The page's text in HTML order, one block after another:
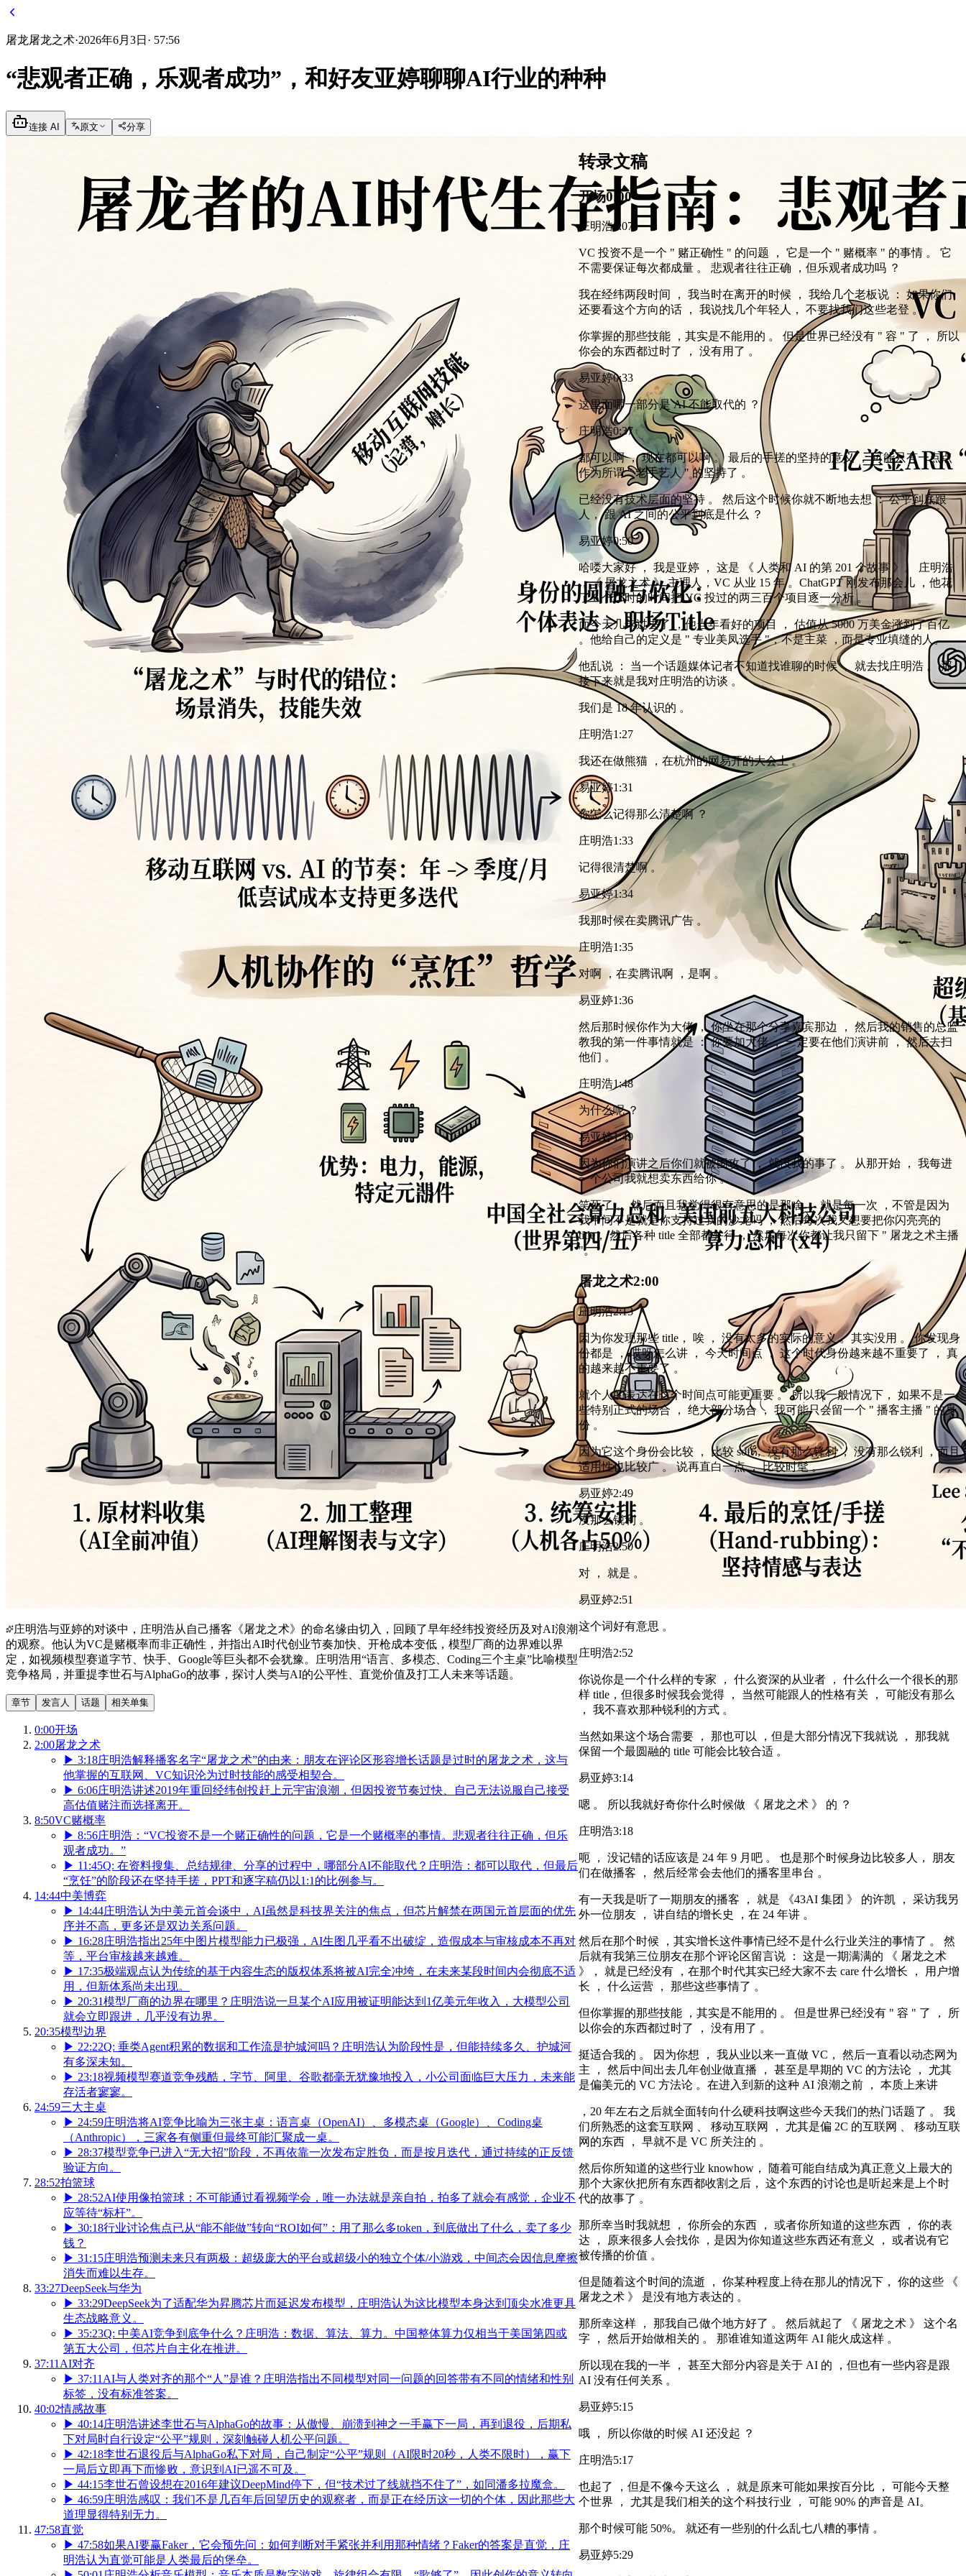
屠龙屠龙之术·2026年6月3日 · 57:56
“悲观者正确，乐观者成功”，和好友亚婷聊聊AI行业的种种
连接 AI 原文 分享
庄明浩与亚婷的对谈中，庄明浩从自己播客《屠龙之术》的命名缘由切入，回顾了早年经纬投资经历及对AI浪潮
的观察。他认为VC是赌概率而非正确性，并指出AI时代创业节奏加快、开枪成本变低，模型厂商的边界难以界
定，如视频模型赛道字节、快手、Google等巨头都不会犹豫。庄明浩用“语言、多模态、Coding三个主桌”比喻模型
竞争格局，并重提李世石与AlphaGo的故事，探讨人类与AI的公平性、直觉价值及打工人未来等话题。
章节 发言人 话题 相关单集
0:00开场
2:00屠龙之术
▶ 3:18庄明浩解释播客名字“屠龙之术”的由来：朋友在评论区形容增长话题是过时的屠龙之术，这与
他掌握的互联网、VC知识沦为过时技能的感受相契合。
▶ 6:06庄明浩讲述2019年重回经纬创投赶上元宇宙浪潮，但因投资节奏过快、自己无法说服自己接受
高估值赌注而选择离开。
8:50VC赌概率
▶ 8:56庄明浩：“VC投资不是一个赌正确性的问题，它是一个赌概率的事情。悲观者往往正确，但乐
观者成功。”
▶ 11:45Q: 在资料搜集、总结规律、分享的过程中，哪部分AI不能取代？庄明浩：都可以取代，但最后
“烹饪”的阶段还在坚持手搓，PPT和逐字稿仍以1:1的比例参与。
14:44中美博弈
▶ 14:44庄明浩认为中美元首会谈中，AI虽然是科技界关注的焦点，但芯片解禁在两国元首层面的优先
序并不高，更多还是双边关系问题。
▶ 16:28庄明浩指出25年中图片模型能力已极强，AI生图几乎看不出破绽，造假成本与审核成本不再对
等，平台审核越来越难。
▶ 17:35极端观点认为传统的基于内容生态的版权体系将被AI完全冲垮，在未来某段时间内会彻底不适
用，但新体系尚未出现。
▶ 20:31模型厂商的边界在哪里？庄明浩说一旦某个AI应用被证明能达到1亿美元年收入，大模型公司
就会立即跟进，几乎没有边界。
20:35模型边界
▶ 22:22Q: 垂类Agent积累的数据和工作流是护城河吗？庄明浩认为阶段性是，但能持续多久、护城河
有多深未知。
▶ 23:18视频模型赛道竞争残酷，字节、阿里、谷歌都毫无犹豫地投入，小公司面临巨大压力，未来能
存活者寥寥。
24:59三大主桌
▶ 24:59庄明浩将AI竞争比喻为三张主桌：语言桌（OpenAI）、多模态桌（Google）、Coding桌
（Anthropic），三家各有侧重但最终可能汇聚成一桌。
▶ 28:37模型竞争已进入“无大招”阶段，不再依靠一次发布定胜负，而是按月迭代，通过持续的正反馈
验证方向。
28:52拍篮球
▶ 28:52AI使用像拍篮球：不可能通过看视频学会，唯一办法就是亲自拍，拍多了就会有感觉，企业不
应等待“标杆”。
▶ 30:18行业讨论焦点已从“能不能做”转向“ROI如何”：用了那么多token，到底做出了什么，卖了多少
钱？
▶ 31:15庄明浩预测未来只有两极：超级庞大的平台或超级小的独立个体/小游戏，中间态会因信息摩擦
消失而难以生存。
33:27DeepSeek与华为
▶ 33:29DeepSeek为了适配华为昇腾芯片而延迟发布模型，庄明浩认为这比模型本身达到顶尖水准更具
生态战略意义。
▶ 35:23Q: 中美AI竞争到底争什么？庄明浩：数据、算法、算力。中国整体算力仅相当于美国第四或
第五大公司，但芯片自主化在推进。
37:11 AI对齐
▶ 37:11 AI与人类对齐的那个“人”是谁？庄明浩指出不同模型对同一问题的回答带有不同的情绪和性别
标签，没有标准答案。
40:02情感故事
▶ 40:14庄明浩讲述李世石与AlphaGo的故事：从傲慢、崩溃到神之一手赢下一局，再到退役，后期私
下对局时自行设定“公平”规则，深刻触碰人机公平问题。
▶ 42:18李世石退役后与AlphaGo私下对局，自己制定“公平”规则（AI限时20秒，人类不限时），赢下
一局后立即再下而惨败，意识到AI已遥不可及。
▶ 44:15李世石曾设想在2016年建议DeepMind停下，但“技术过了线就挡不住了”，如同潘多拉魔盒。
▶ 46:59庄明浩感叹：我们不是几百年后回望历史的观察者，而是正在经历这一切的个体，因此那些大
道理显得特别无力。
47:58直觉
▶ 47:58如果AI要赢Faker，它会预先问：如何判断对手紧张并利用那种情绪？Faker的答案是直觉，庄
明浩认为直觉可能是人类最后的堡垒。
转录文稿
开场0:00
庄明浩0:07
VC 投资不是一个 " 赌正确性 " 的问题 ， 它是一个 " 赌概率 " 的事情 。 它
不需要保证每次都成量 。 悲观者往往正确 ，但乐观者成功吗 ？
我在经纬两段时间 ， 我当时在离开的时候 ， 我给几个老板说 ： 如果你们
还要看这个方向的话 ， 我说找几个年轻人， 不要找我们这些老登 。
你掌握的那些技能 ，其实是不能用的 。 但是世界已经没有 " 容 " 了 ， 所以
你会的东西都过时了 ， 没有用了 。
易亚婷0:33
这里面哪一部分是 AI 不能取代的 ？
庄明浩0:37
都可以啊 ， 现在都可以啊 。 最后的手搓的坚持的意义 ， 可能只有一点点
作为所谓 " 老手艺人 " 的坚持了 。
已经没有技术层面的坚持 。 然后这个时候你就不断地去想 ： 公平到底跟
人， 跟 AI 之间的公平到底是什么 ？
易亚婷0:50
哈喽大家好 ， 我是亚婷 ， 这是 《 人类和 AI 的第 201 个故事 》。 庄明浩
，《 屠龙之术 》 主理人，VC 从业 15 年 。ChatGPT 刚发布那会儿 ，他花
了 6 个小时的时间把 YC 投过的两三百个项目逐一分析 。
而今天几年过去了 ，他当年看好的项目 ， 估值从 5000 万美金涨到了百亿
。他给自己的定义是 " 专业美凤选手 "，不是主菜 ，而是专业填缝的人。
他乱说 ： 当一个话题媒体记者不知道找谁聊的时候 ， 就去找庄明浩 。 那
接下来就是我对庄明浩的访谈 。
我们是 18 年认识的 。
庄明浩1:27
我还在做熊猫 ，在杭州的网易开的大会上 。
易亚婷1:31
你怎么记得那么清楚啊 ？
庄明浩1:33
记得很清楚啊 。
易亚婷1:34
我那时候在卖腾讯广告 。
庄明浩1:35
对啊 ，在卖腾讯啊 ，是啊 。
易亚婷1:36
然后那时候你作为大佬 ， 你坐在那个分享嘉宾那边 ， 然后我的销售的总监
教我的第一件事情就是 ： 你要加大佬 ， 一定要在他们演讲前 ， 然后去扫
他们 。
庄明浩1:48
为什么呢 ？
易亚婷1:49
因为你们演讲之后你们就被围攻了 ， 就没我的事了 。 从那开始 ， 我每进
一个公司我就想卖东西给你 。
笑死了 。 然后而且我觉得很有意思的是那啥 ， 就是每一次 ，不管是因为
我中间不是就是你支持过我的沙龙吗 ， 然后每次我又想要把你闪亮亮的
title， 然后各种 title 全部都并行 ， 然后每次你都让我只留下 " 屠龙之术主播
"。
屠龙之术2:00
庄明浩2:13
因为你发现那些 title， 唉 ， 没有太多的实际的意义 。其实没用 。 你发现身
份都是 ， 哎呀怎么讲 ， 今天时间点 ， 这个时代身份越来越不重要了 ， 真
的越来越不重要了 。
就个人的表达在这个时间点可能更重要 。 所以我一般情况下， 如果不是一
些特别正式的场合 ， 绝大部分场合 ， 我可能只会留一个 " 播客主播 " 的身
份 。
因为它这个身份会比较 ， 比较 soft， 没有那么锋利 ， 没有那么锐利 ，而且
适用性也比较广 。 说再直白一点 ， 比较时髦 。
易亚婷2:49
没那么锐利 。
庄明浩2:50
对 ， 就是 。
易亚婷2:51
这个词好有意思 。
庄明浩2:52
你说你是一个什么样的专家 ， 什么资深的从业者 ， 什么什么一个很长的那
样 title，但很多时候我会觉得 ， 当然可能跟人的性格有关 ， 可能没有那么
， 我不喜欢那种锐利的方式 。
当然如果这个场合需要 ， 那也可以 ，但是大部分情况下我就说 ， 那我就
保留一个最圆融的 title 可能会比较合适 。
易亚婷3:14
嗯 。 所以我就好奇你什么时候做 《 屠龙之术 》 的 ？
庄明浩3:18
呃 ， 没记错的话应该是 24 年 9 月吧 。 也是那个时候身边比较多人， 朋友
们在做播客 ， 然后经常会去他们的播客里串台 。
有一天我是听了一期朋友的播客 ， 就是 《43AI 集团 》 的许凯 ， 采访我另
外一位朋友 ， 讲自结的增长史 ，在 24 年讲 。
然后在那个时候 ，其实增长这件事情已经不是什么行业关注的事情了 。 然
后就有我第三位朋友在那个评论区留言说 ： 这是一期满满的 《 屠龙之术
》， 就是已经没有 ，在那个时代其实已经大家不去 care 什么增长 ， 用户增
长 ， 什么运营 ， 那些这些事情了 。
但你掌握的那些技能 ，其实是不能用的 。 但是世界已经没有 " 容 " 了 ， 所
以你会的东西都过时了 ， 没有用了 。
挺适合我的 。 因为你想 ， 我从业以来一直做 VC， 然后一直看以动态网为
主 ， 然后中间出去几年创业做直播 ， 甚至是早期的 VC 的方法论 ， 尤其
是偏美元的 VC 方法论 。在进入到新的这种 AI 浪潮之前 ， 本质上来讲
，20 年左右之后就全面转向什么硬科技啊这些今天我们的热门话题了 。 我
们所熟悉的这套互联网 、 移动互联网 ， 尤其是偏 2C 的互联网 、 移动互联
网的东西 ， 早就不是 VC 所关注的 。
然后你所知道的这些行业 knowhow， 随着可能自结成为真正意义上最大的
那个大家伙把所有东西都收割之后， 这个东西的讨论也是听起来是上个时
代的故事了 。
那所幸当时我就想 ， 你所会的东西 ， 或者你所知道的这些东西 ， 你的表
达 ， 原来很多人会找你 ，是因为你知道这些东西还有意义 ， 或者说有它
被传播的价值 。
但是随着这个时间的流逝 ， 你某种程度上待在那儿的情况下， 你的这些 《
屠龙之术 》 是没有地方表达的 。
那所幸这样 ， 那我自己做个地方好了 。 然后就起了 《 屠龙之术 》 这个名
字 ， 然后开始做相关的 。 那谁谁知道这两年 AI 能火成这样 。
所以现在我的一半 ， 甚至大部分内容是关于 AI 的 ，但也有一些内容是跟
AI 没有任何关系 。
易亚婷5:15
哦 ， 所以你做的时候 AI 还没起 ？
庄明浩5:17
也起了 ，但是不像今天这么 ， 就是原来可能如果按百分比 ， 可能今天整
个世界 ， 尤其是我们相关的这个科技行业 ， 可能 90% 的声音是 AI。
那个时候可能 50%。 就还有一些别的什么乱七八糟的事情 。
易亚婷5:29